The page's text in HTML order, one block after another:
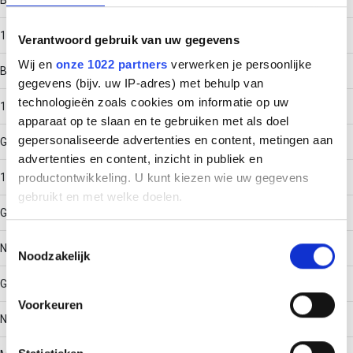
Verantwoord gebruik van uw gegevens
Wij en onze 1022 partners verwerken je persoonlijke
gegevens (bijv. uw IP-adres) met behulp van
technologieën zoals cookies om informatie op uw
apparaat op te slaan en te gebruiken met als doel
gepersonaliseerde advertenties en content, metingen aan
advertenties en content, inzicht in publiek en
productontwikkeling. U kunt kiezen wie uw gegevens
gebruikt en met welke doelen.
Informatie verzamelen over uw geografische locatie,
Uw apparaat identificeren door het actief te scannen
op specifieke eigenschappen (fingerprinting)
Noodzakelijk
Voorkeuren
10
Boorgatdiepte
110
Geschikt voor schroefdiameter
10 - 10
Geschikt voor gasbeton
Nee
Geschikt voor houtdraadbout
Nee